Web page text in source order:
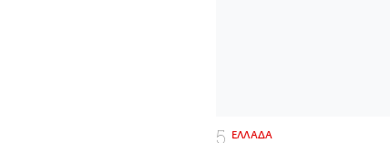
ΕΛΛΑΔΑ